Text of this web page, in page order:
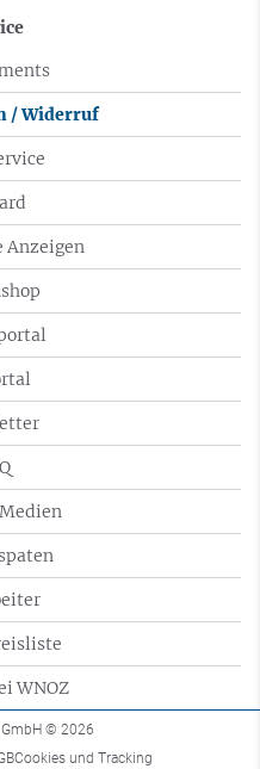
/ Widerruf
Anzeigen
WNOZ
© 2026
Cookies und Tracking